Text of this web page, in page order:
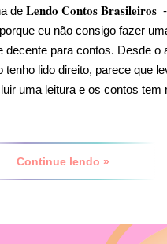
de Lendo Contos Brasileiros -
eu não consigo fazer
decente para contos. Desde o
tenho lido direito, parece que
uma leitura e os contos tem
Continue lendo »